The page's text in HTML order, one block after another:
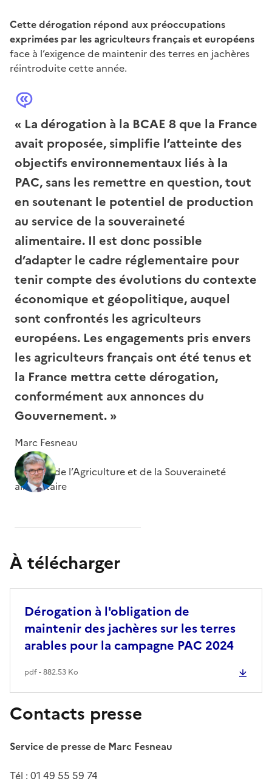
Cette dérogation répond aux préoccupations
exprimées par les agriculteurs français et européens
face à l’exigence de maintenir des terres en jachères
réintroduite cette année.
« La dérogation à la BCAE 8 que la France
avait proposée, simplifie l’atteinte des
objectifs environnementaux liés à la
PAC, sans les remettre en question, tout
en soutenant le potentiel de production
au service de la souveraineté
alimentaire. Il est donc possible
d’adapter le cadre réglementaire pour
tenir compte des évolutions du contexte
économique et géopolitique, auquel
sont confrontés les agriculteurs
européens. Les engagements pris envers
les agriculteurs français ont été tenus et
la France mettra cette dérogation,
conformément aux annonces du
Gouvernement. »
Marc Fesneau
Ministre de l’Agriculture et de la Souveraineté
alimentaire
À télécharger
Dérogation à l'obligation de
maintenir des jachères sur les terres
arables pour la campagne PAC 2024
pdf - 882.53 Ko
Contacts presse
Service de presse de Marc Fesneau
Tél : 01 49 55 59 74